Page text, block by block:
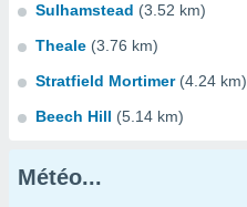
Sulhamstead (3.52 km)
Theale (3.76 km)
Stratfield Mortimer (4.24 km)
Beech Hill (5.14 km)
Météo...